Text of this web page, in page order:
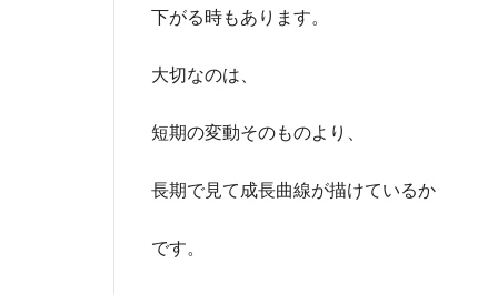
下がる時もあります。
大切なのは、
短期の変動そのものより、
長期で見て成長曲線が描けているか
です。